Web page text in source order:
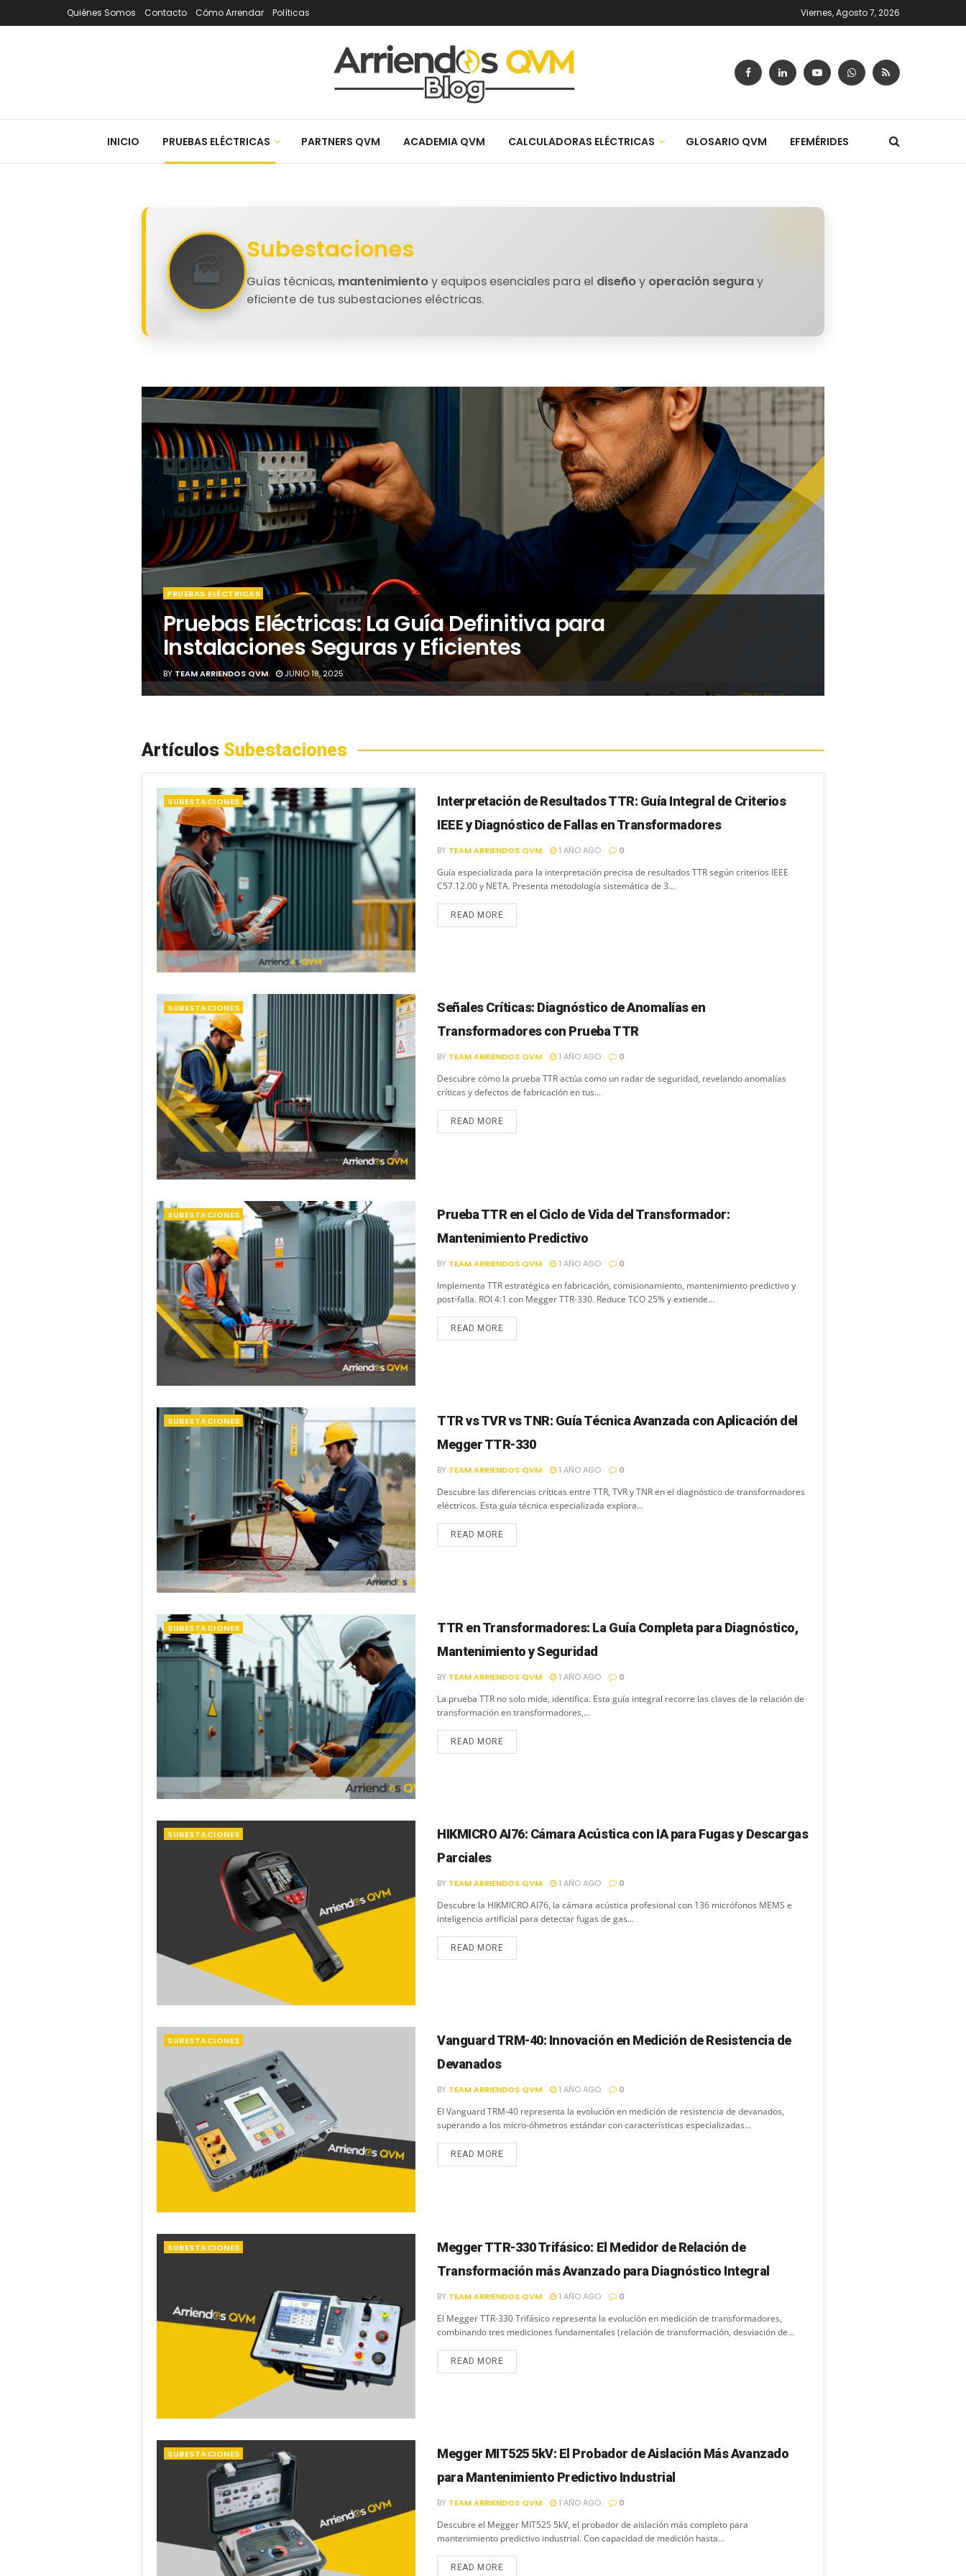
Quiénes Somos Contacto Cómo Arrendar Políticas Viernes, Agosto 7, 2026
INICIO PRUEBAS ELÉCTRICAS PARTNERS QVM ACADEMIA QVM CALCULADORAS ELÉCTRICAS GLOSARIO QVM EFEMÉRIDES
Subestaciones
Guías técnicas, mantenimientoy equipos esenciales para el diseñoy operación seguray
eficiente de tus subestaciones eléctricas.
PRUEBAS ELÉCTRICAS
Pruebas Eléctricas: La Guía Definitiva para
Instalaciones Seguras y Eficientes
BY TEAM ARRIENDOS QVM JUNIO 18, 2025
Artículos Subestaciones
SUBESTACIONES
Interpretación de Resultados TTR: Guía Integral de Criterios
IEEE y Diagnóstico de Fallas en Transformadores
BY TEAM ARRIENDOS QVM 1 AÑO AGO 0
Guía especializada para la interpretación precisa de resultados TTR según criterios IEEE
C57.12.00 y NETA. Presenta metodología sistemática de 3...
READ MORE
SUBESTACIONES
Señales Críticas: Diagnóstico de Anomalías en
Transformadores con Prueba TTR
BY TEAM ARRIENDOS QVM 1 AÑO AGO 0
Descubre cómo la prueba TTR actúa como un radar de seguridad, revelando anomalías
críticas y defectos de fabricación en tus...
READ MORE
SUBESTACIONES
Prueba TTR en el Ciclo de Vida del Transformador:
Mantenimiento Predictivo
BY TEAM ARRIENDOS QVM 1 AÑO AGO 0
Implementa TTR estratégica en fabricación, comisionamiento, mantenimiento predictivo y
post-falla. ROI 4:1 con Megger TTR-330. Reduce TCO 25% y extiende...
READ MORE
SUBESTACIONES
TTR vs TVR vs TNR: Guía Técnica Avanzada con Aplicación del
Megger TTR-330
BY TEAM ARRIENDOS QVM 1 AÑO AGO 0
Descubre las diferencias críticas entre TTR, TVR y TNR en el diagnóstico de transformadores
eléctricos. Esta guía técnica especializada explora...
READ MORE
SUBESTACIONES
TTR en Transformadores: La Guía Completa para Diagnóstico,
Mantenimiento y Seguridad
BY TEAM ARRIENDOS QVM 1 AÑO AGO 0
La prueba TTR no solo mide, identifica. Esta guía integral recorre las claves de la relación de
transformación en transformadores,...
READ MORE
SUBESTACIONES
HIKMICRO AI76: Cámara Acústica con IA para Fugas y Descargas
Parciales
BY TEAM ARRIENDOS QVM 1 AÑO AGO 0
Descubre la HIKMICRO AI76, la cámara acústica profesional con 136 micrófonos MEMS e
inteligencia artificial para detectar fugas de gas...
READ MORE
SUBESTACIONES
Vanguard TRM-40: Innovación en Medición de Resistencia de
Devanados
BY TEAM ARRIENDOS QVM 1 AÑO AGO 0
El Vanguard TRM-40 representa la evolución en medición de resistencia de devanados,
superando a los micro-óhmetros estándar con características especializadas...
READ MORE
SUBESTACIONES
Megger TTR-330 Trifásico: El Medidor de Relación de
Transformación más Avanzado para Diagnóstico Integral
BY TEAM ARRIENDOS QVM 1 AÑO AGO 0
El Megger TTR-330 Trifásico representa la evolución en medición de transformadores,
combinando tres mediciones fundamentales (relación de transformación, desviación de...
READ MORE
SUBESTACIONES
Megger MIT525 5kV: El Probador de Aislación Más Avanzado
para Mantenimiento Predictivo Industrial
BY TEAM ARRIENDOS QVM 1 AÑO AGO 0
Descubre el Megger MIT525 5kV, el probador de aislación más completo para
mantenimiento predictivo industrial. Con capacidad de medición hasta...
READ MORE